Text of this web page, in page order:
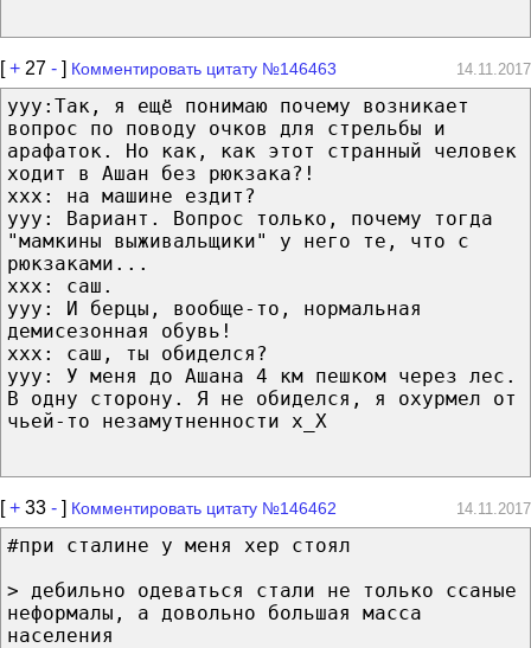
[+ 27 - ] Комментировать цитату №146463 14.11.2017
ууу:Так, я ещё понимаю почему возникает
вопрос по поводу очков для стрельбы и
арафаток. Но как, как этот странный человек
ходит в Ашан без рюкзака?!
ххх: на машине ездит?
ууу: Вариант. Вопрос только, почему тогда
"мамкины выживальщики" у него те, что с
рюкзаками...
ххх: саш.
ууу: И берцы, вообще-то, нормальная
демисезонная обувь!
ххх: саш, ты обиделся?
ууу: У меня до Ашана 4 км пешком через лес.
В одну сторону. Я не обиделся, я охурмел от
чьей-то незамутненности x_X
[+ 33 - ] Комментировать цитату №146462 14.11.2017
#при сталине у меня хер стоял
> дебильно одеваться стали не только ссаные
неформалы, а довольно большая масса
населения